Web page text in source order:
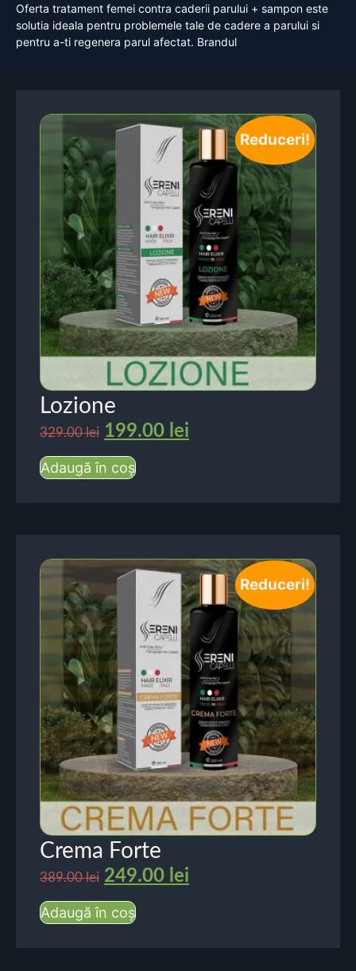
Oferta tratament femei contra caderii parului + sampon este
solutia ideala pentru problemele tale de cadere a parului si
pentru a-ti regenera parul afectat. Brandul
Reduceri!
Lozione
329.00lei 199.00 lei
Adaugă în coș
Reduceri!
Crema Forte
389.00lei 249.00 lei
Adaugă în coș